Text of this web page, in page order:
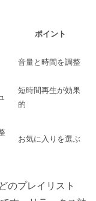
ポイント
音量と時間を調整
短時間再生が効果
的
お気に入りを選ぶ
のプレイリスト